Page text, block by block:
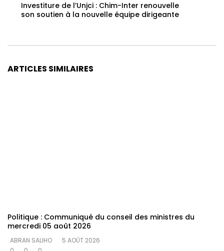
Investiture de l’Unjci : Chim-Inter renouvelle
son soutien à la nouvelle équipe dirigeante
ARTICLES SIMILAIRES
Politique : Communiqué du conseil des ministres du
mercredi 05 août 2026
ABRAN SALIHO
5 AOÛT 2026